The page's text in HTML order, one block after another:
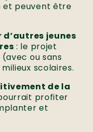
et peuvent être
jeunes
: le projet
ou sans
scolaires.
de la
profiter
et